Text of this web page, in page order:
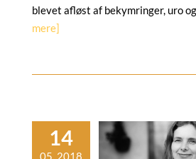
blevet afløst af bekymringer, uro
mere]
i stå med